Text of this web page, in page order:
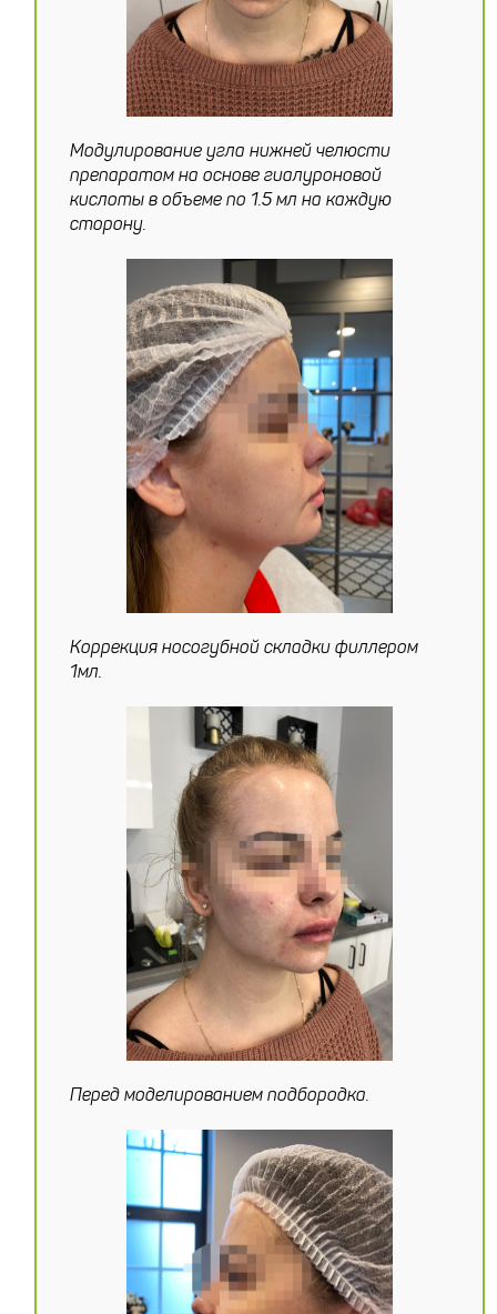
Модулирование угла нижней челюсти
препаратом на основе гиалуроновой
кислоты в объеме по 1.5 мл на каждую
сторону.
Коррекция носогубной складки филлером
1мл.
Перед моделированием подбородка.